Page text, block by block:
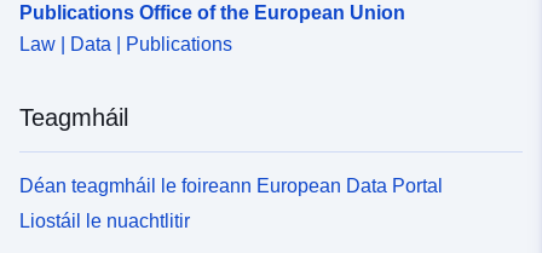
Publications Office of the European Union
Law | Data | Publications
Teagmháil
Déan teagmháil le foireann European Data Portal
Liostáil le nuachtlitir